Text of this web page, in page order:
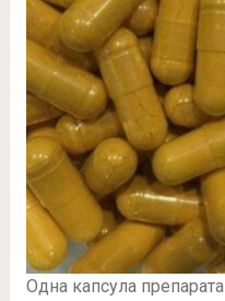
Одна капсула